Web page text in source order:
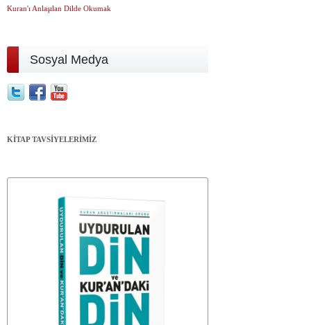
Kuran'ı Anlaşılan Dilde Okumak
Sosyal Medya
KİTAP TAVSİYELERİMİZ